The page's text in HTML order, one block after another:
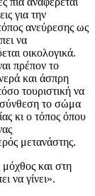
για την
ανεύρεσης ως
να
οικολογικά.
πρέπον το
και άσπρη
τουριστική να
το σώμα
κι ο τόπος όπου
μετανάστης.
και στη
να γίνει».